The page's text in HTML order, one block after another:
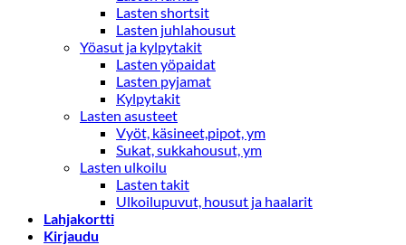
Lasten shortsit
Lasten juhlahousut
Yöasut ja kylpytakit
Lasten yöpaidat
Lasten pyjamat
Kylpytakit
Lasten asusteet
Vyöt, käsineet,pipot, ym
Sukat, sukkahousut, ym
Lasten ulkoilu
Lasten takit
Ulkoilupuvut, housut ja haalarit
Lahjakortti
Kirjaudu